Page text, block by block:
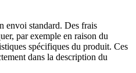
envoi standard. Des frais
par exemple en raison du
spécifiques du produit. Ces
dans la description du